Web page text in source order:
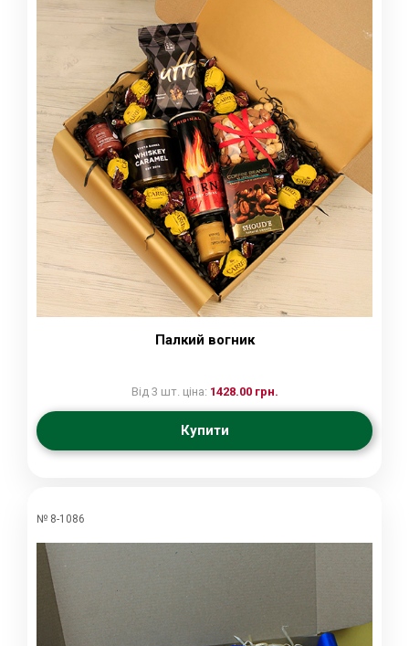
Палкий вогник
Від 3 шт. ціна: 1428.00 грн.
Купити
№ 8-1086